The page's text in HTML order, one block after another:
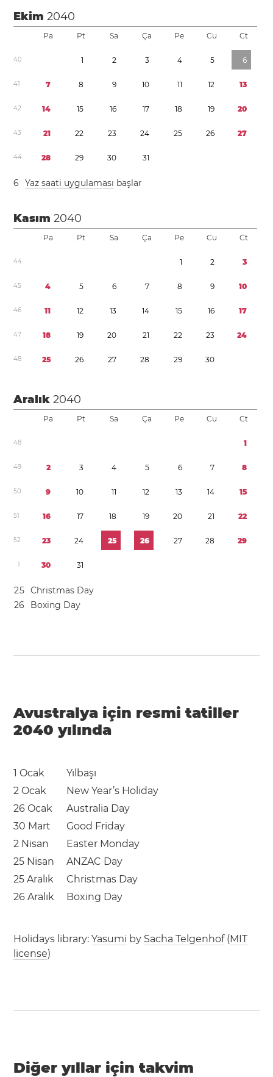
Ekim2040
Pa Pt Sa Ça Pe Cu Ct
40 1 2 3 4 5 6
41 7 8 9 10 11 12 13
42 14 15 16 17 18 19 20
43 21 22 23 24 25 26 27
44 28 29 30 31
6 Yaz saati uygulaması başlar
Kasım2040
Pa Pt Sa Ça Pe Cu Ct
44 1 2 3
45 4 5 6 7 8 9 10
46 11 12 13 14 15 16 17
47 18 19 20 21 22 23 24
48 25 26 27 28 29 30
Aralık2040
Pa Pt Sa Ça Pe Cu Ct
48 1
49 2 3 4 5 6 7 8
50 9 10 11 12 13 14 15
51 16 17 18 19 20 21 22
52 23 24 25 26 27 28 29
1 30 31
25 Christmas Day
26 Boxing Day
Avustralya için resmi tatiller
2040 yılında
1 Ocak
Yılbaşı
2 Ocak
New Year’s Holiday
26 Ocak
Australia Day
30 Mart
Good Friday
2 Nisan
Easter Monday
25 Nisan
ANZAC Day
25 Aralık
Christmas Day
26 Aralık
Boxing Day
Holidays library:Yasumi by Sacha Telgenhof(MIT
license)
Diğer yıllar için takvim